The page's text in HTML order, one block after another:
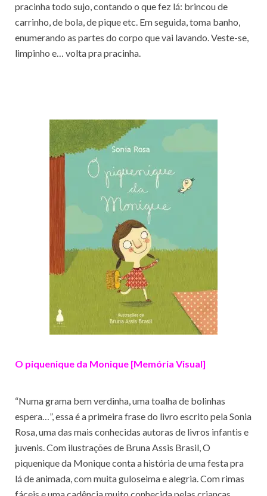
pracinha todo sujo, contando o que fez lá: brincou de
carrinho, de bola, de pique etc. Em seguida, toma banho,
enumerando as partes do corpo que vai lavando. Veste-se,
limpinho e… volta pra pracinha.
O piquenique da Monique [Memória Visual]
“Numa grama bem verdinha, uma toalha de bolinhas
espera…”, essa é a primeira frase do livro escrito pela Sonia
Rosa, uma das mais conhecidas autoras de livros infantis e
juvenis. Com ilustrações de Bruna Assis Brasil, O
piquenique da Monique conta a história de uma festa pra
lá de animada, com muita guloseima e alegria. Com rimas